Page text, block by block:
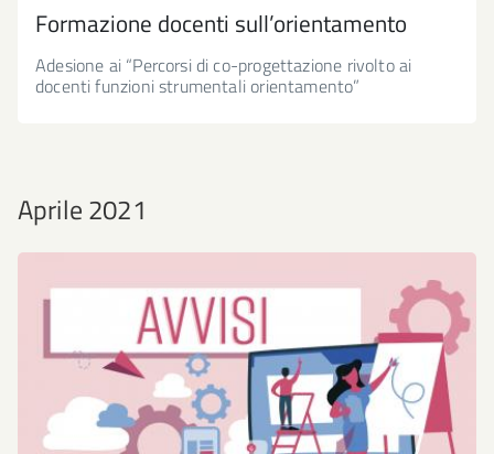
Formazione docenti sull’orientamento
Adesione ai “Percorsi di co-progettazione rivolto ai
docenti funzioni strumentali orientamento”
Aprile 2021